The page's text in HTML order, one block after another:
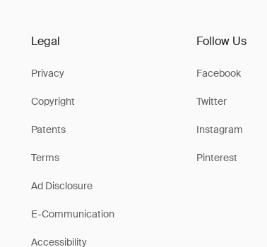
Legal
Privacy
Copyright
Patents
Terms
Ad Disclosure
E-Communication
Accessibility
Follow Us
Facebook
Twitter
Instagram
Pinterest